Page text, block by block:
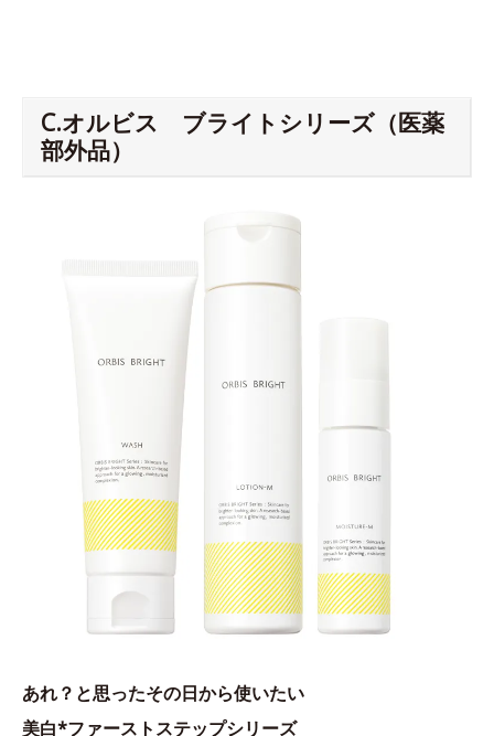
C.オルビス ブライトシリーズ（医薬
部外品）
あれ？と思ったその日から使いたい
美白*ファーストステップシリーズ